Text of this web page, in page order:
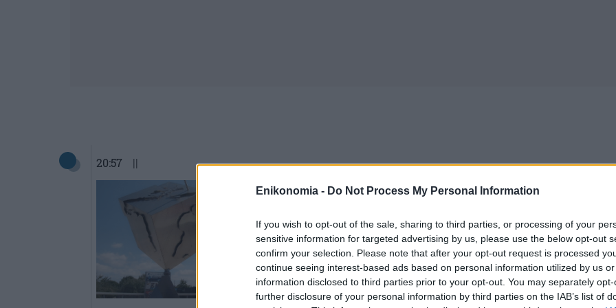
Enikonomia - Do Not Process My Personal Information
If you wish to opt-out of the sale, sharing to third parties, or processing of your
sensitive information for targeted advertising by us, please use the below opt-out
confirm your selection. Please note that after your opt-out request is processed
continue seeing interest-based ads based on personal information utilized by us
information disclosed to third parties prior to your opt-out. You may separately
further disclosure of your personal information by third parties on the IAB’s list of
20:57 ||
Υπουργείο Οικονομικών: Χρηματοδότηση
Πρόγραμμα Ανάπτυξης για την ανάπλαση
της ΔΕΘ
Με απόφαση του Υπουργού Εθνικής Οικονομίας και
Οικονομικών Κυριάκου Πιερρακάκη και του
Αναπληρωτή...